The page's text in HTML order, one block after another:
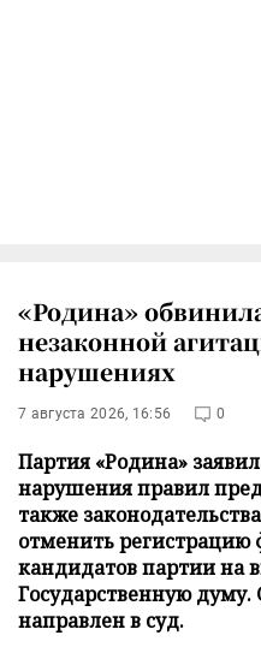
«Родина»
незаконной
нарушениях
7 августа 2026, 16:56 0
Партия «Родина»
нарушения правил
также
отменить регистрацию
кандидатов партии на
Государственную
направлен в суд.